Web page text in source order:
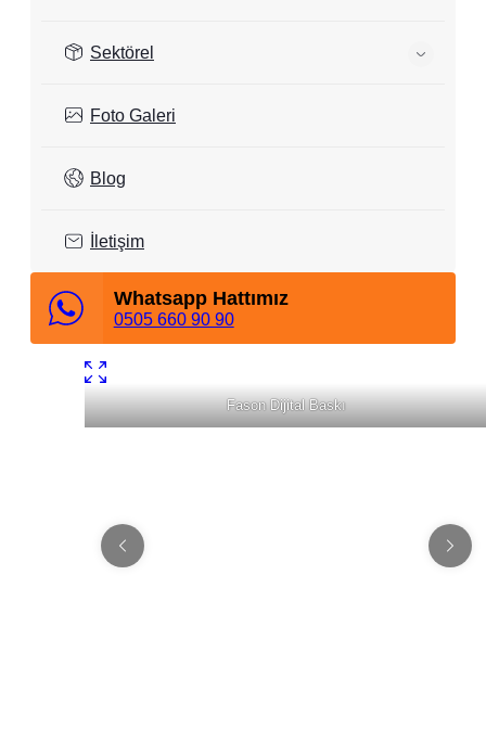
Sektörel
Foto Galeri
Blog
İletişim
Whatsapp Hattımız
0505 660 90 90
Fason Dijital Baskı